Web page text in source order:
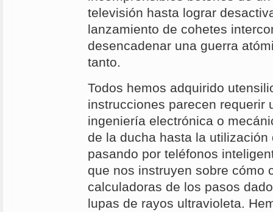
televisión hasta lograr
lanzamiento de cohetes
desencadenar una guerra
tanto.
Todos hemos adquirido
instrucciones parecen requerir
ingeniería electrónica o
de la ducha hasta la
pasando por teléfonos
que nos instruyen sobre cómo
calculadoras de los pasos
lupas de rayos ultravioleta.